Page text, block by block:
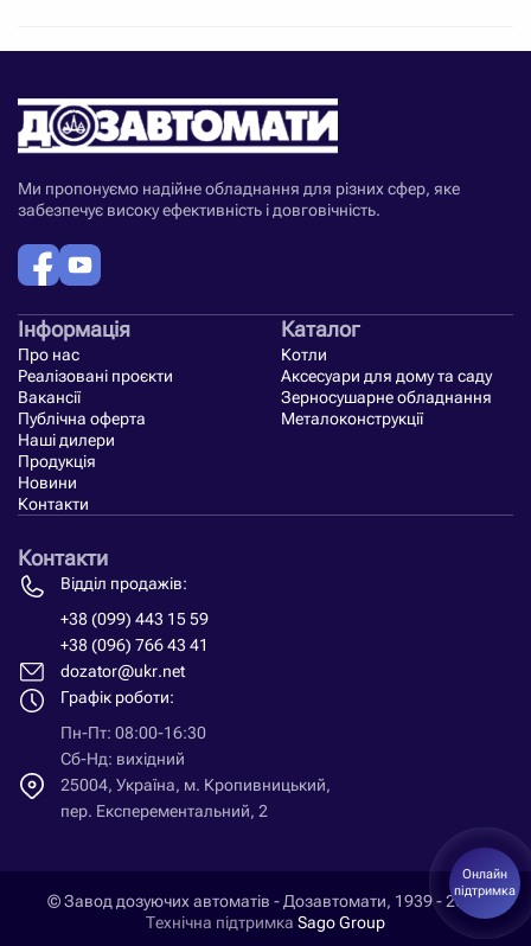
Ми пропонуємо надійне обладнання для різних сфер, яке
забезпечує високу ефективність і довговічність.
Інформація
Про нас
Реалізовані проєкти
Вакансії
Публічна оферта
Наші дилери
Продукція
Новини
Контакти
Каталог
Котли
Аксесуари для дому та саду
Зерносушарне обладнання
Металоконструкції
Контакти
Відділ продажів:
+38 (099) 443 15 59
+38 (096) 766 43 41
dozator@ukr.net
Графік роботи:
Пн-Пт: 08:00-16:30
Сб-Нд: вихідний
25004, Україна, м. Кропивницький,
пер. Експерементальний, 2
© Завод дозуючих автоматів - Дозавтомати, 1939 - 2026
Технічна підтримка Sago Group
Онлайн
підтримка